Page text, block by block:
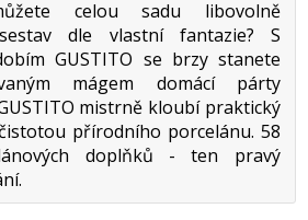
celou sadu libovolně
dle vlastní fantazie? S
GUSTITO se brzy stanete
mágem domácí párty
mistrně kloubí praktický
přírodního porcelánu. 58
doplňků - ten pravý